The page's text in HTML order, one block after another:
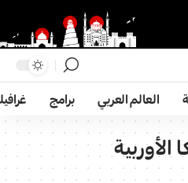
العالم العربي برامج
الأوربية